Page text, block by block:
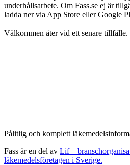
underhållsarbete. Om Fass.se ej är
ladda ner via App Store eller Google
Välkommen åter vid ett senare tillfälle.
Pålitlig och komplett
Fass är en del av Lif –
läkemedelsföretagen i Sverige.